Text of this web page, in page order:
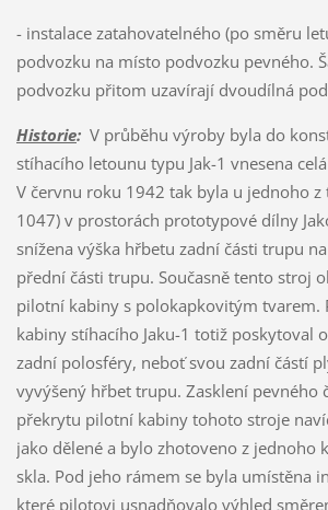
- instalace zatahovatelného (po směru
podvozku na místo podvozku pevného.
podvozku přitom uzavírají dvoudílná
Historie:V průběhu výroby byla do
stíhacího letounu typu Jak-1 vnesena
V červnu roku 1942 tak byla u jednoho z
1047) v prostorách prototypové dílny
snížena výška hřbetu zadní části trupu
přední části trupu. Současně tento stroj
pilotní kabiny s polokapkovitým tvarem.
kabiny stíhacího Jaku-1 totiž poskytoval
zadní polosféry, neboť svou zadní částí
vyvýšený hřbet trupu. Zasklení pevného
překrytu pilotní kabiny tohoto stroje
jako dělené a bylo zhotoveno z jednoho
skla. Pod jeho rámem se byla umístěna
které pilotovi usnadňovalo výhled